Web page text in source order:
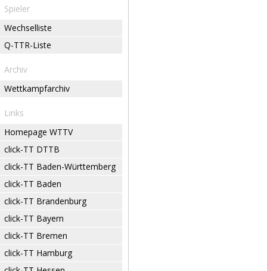
Spieler
Wechselliste
Q-TTR-Liste
Archiv
Wettkampfarchiv
Links
Homepage WTTV
click-TT DTTB
click-TT Baden-Württemberg
click-TT Baden
click-TT Brandenburg
click-TT Bayern
click-TT Bremen
click-TT Hamburg